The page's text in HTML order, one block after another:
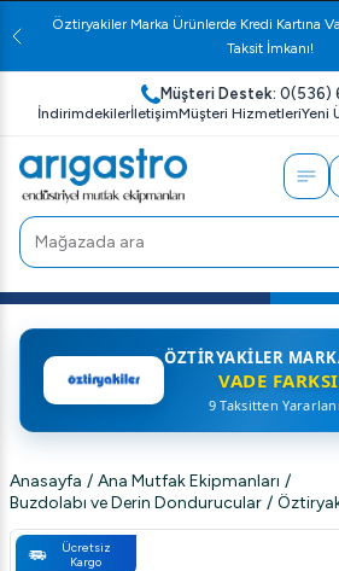
Öztiryakiler Marka Ürünlerde Kredi Kartına
Taksit İmkanı!
Müşteri Destek: 0(536)
İndirimdekilerİletişimMüşteri HizmetleriYeni
ÖZTIRYAKILER
VADE
9 Taksitten
Anasayfa / Ana Mutfak Ekipmanları /
Buzdolabı ve Derin Dondurucular /
Ücretsiz
Kargo